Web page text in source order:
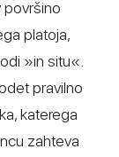
površino
platoja,
»in situ«.
pravilno
katerega
zahteva